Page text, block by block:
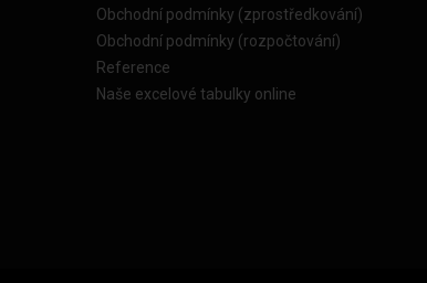
Obchodní podmínky (zprostředkování)
Obchodní podmínky (rozpočtování)
Reference
Naše excelové tabulky online